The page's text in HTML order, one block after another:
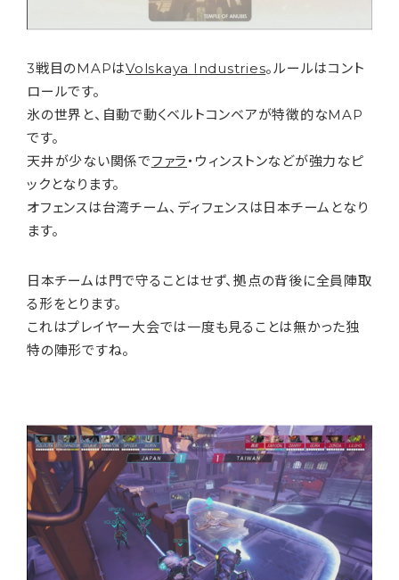
3戦目のMAPはVolskaya Industries。ルールはコント
ロールです。
氷の世界と、自動で動くベルトコンベアが特徴的なMAP
です。
天井が少ない関係でファラ ・ウィンストンなどが強力なピ
ックとなります。
オフェンスは台湾チーム、ディフェンスは日本チームとなり
ます。
日本チームは門で守ることはせず、拠点の背後に全員陣取
る形をとります。
これはプレイヤー大会では一度も見ることは無かった独
特の陣形ですね。